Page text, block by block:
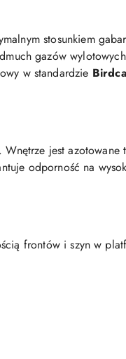
stosunkiem
gazów
w standardzie
jest azotowane
odporność na
frontów i szyn w